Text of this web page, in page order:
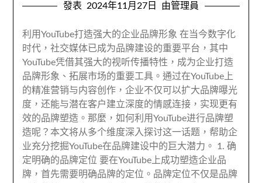
發表 2024年11月27日 由管理員
利用YouTube打造强大的企业品牌形象 在当今数字化
时代 ，社交媒体已成为品牌建设的重要平台 ， 其中
YouTube凭借其强大的视听传播特性 ， 成为企业打造
品牌形象 、拓展市场的重要工具 。通过在YouTube上
的精准营销与内容创作 ，企业不仅可以扩大品牌曝光
度 ，还能与潜在客户建立深度的情感连接 ， 实现更有
效的品牌塑造 。那麼，如何利用YouTube进行品牌塑
造呢？本文将从多个维度深入探讨这一话题 ，帮助企
业充分挖掘YouTube在品牌建设中的巨大潜力 。 1.确
定明确的品牌定位 要在YouTube上成功塑造企业品
牌 ， 首先需要明确品牌的定位 。 品牌定位不仅是品牌